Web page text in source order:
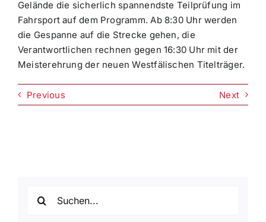
Gelände die sicherlich spannendste Teilprüfung im
Fahrsport auf dem Programm. Ab 8:30 Uhr werden
die Gespanne auf die Strecke gehen, die
Verantwortlichen rechnen gegen 16:30 Uhr mit der
Meisterehrung der neuen Westfälischen Titelträger.
Previous Next
nach: